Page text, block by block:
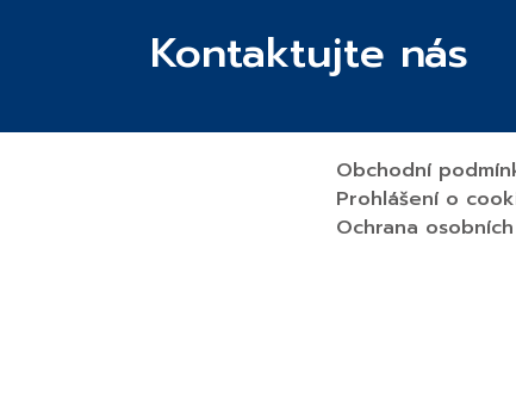
Kontaktujte nás
Obchodní
Prohlášení o
Ochrana